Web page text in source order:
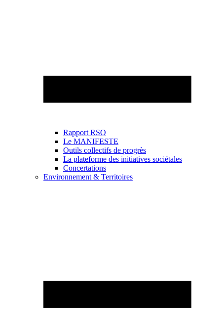
Rapport RSO
Le MANIFESTE
Outils collectifs de progrès
La plateforme des initiatives sociétales
Concertations
Environnement & Territoires